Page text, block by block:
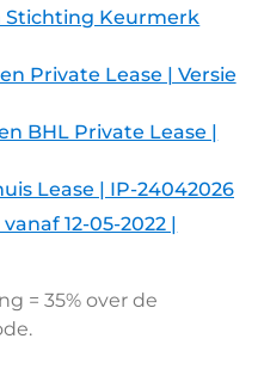
Stichting Keurmerk
Private Lease | Versie
BHL Private Lease |
Lease | IP-24042026
12-05-2022 |
= 35% over de